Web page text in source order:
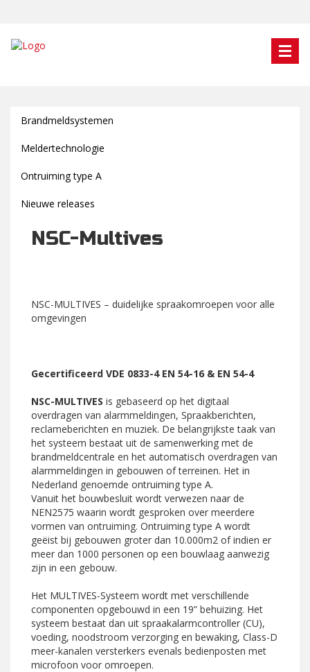
Brandmeldsystemen
Meldertechnologie
Ontruiming type A
Nieuwe releases
NSC-Multives
NSC-MULTIVES – duidelijke spraakomroepen voor alle
omgevingen
Gecertificeerd VDE 0833-4 EN 54-16 & EN 54-4
NSC-MULTIVES is gebaseerd op het digitaal
overdragen van alarmmeldingen, Spraakberichten,
reclameberichten en muziek. De belangrijkste taak van
het systeem bestaat uit de samenwerking met de
brandmeldcentrale en het automatisch overdragen van
alarmmeldingen in gebouwen of terreinen. Het in
Nederland genoemde ontruiming type A.
Vanuit het bouwbesluit wordt verwezen naar de
NEN2575 waarin wordt gesproken over meerdere
vormen van ontruiming. Ontruiming type A wordt
geëist bij gebouwen groter dan 10.000m2 of indien er
meer dan 1000 personen op een bouwlaag aanwezig
zijn in een gebouw.
Het MULTIVES-Systeem wordt met verschillende
componenten opgebouwd in een 19” behuizing. Het
systeem bestaat dan uit spraakalarmcontroller (CU),
voeding, noodstroom verzorging en bewaking, Class-D
meer-kanalen versterkers evenals bedienposten met
microfoon voor omroepen.